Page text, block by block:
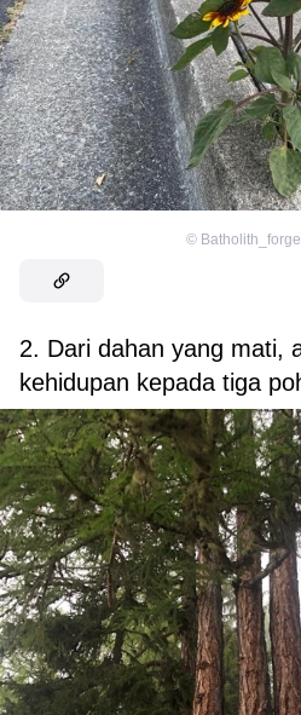
©
2. Dari dahan yang mati,
kehidupan kepada tiga